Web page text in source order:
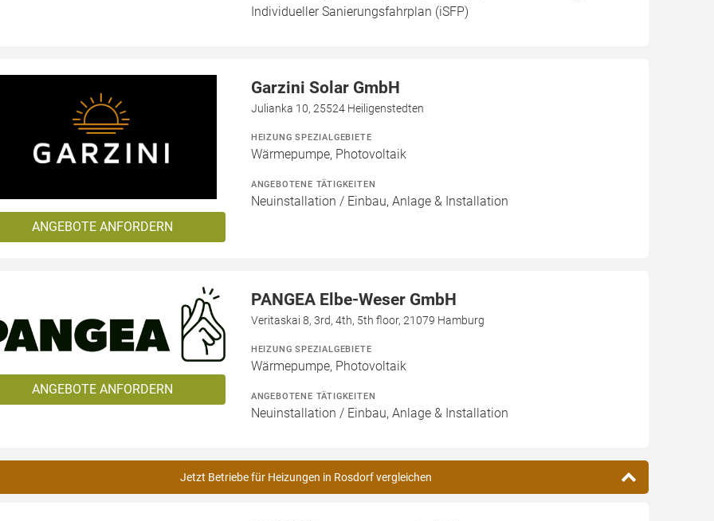
Individueller Sanierungsfahrplan (iSFP)
ANGEBOTE ANFORDERN
Garzini Solar GmbH
Julianka 10, 25524 Heiligenstedten
HEIZUNG SPEZIALGEBIETE
Wärmepumpe, Photovoltaik
ANGEBOTENE TÄTIGKEITEN
Neuinstallation / Einbau, Anlage & Installation
ANGEBOTE ANFORDERN
PANGEA Elbe-Weser GmbH
Veritaskai 8, 3rd, 4th, 5th floor, 21079 Hamburg
HEIZUNG SPEZIALGEBIETE
Wärmepumpe, Photovoltaik
ANGEBOTENE TÄTIGKEITEN
Neuinstallation / Einbau, Anlage & Installation
Jetzt Betriebe für Heizungen in Rosdorf vergleichen